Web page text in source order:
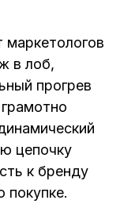
маркетологов
в лоб,
прогрев
цепочку
к бренду
покупке.